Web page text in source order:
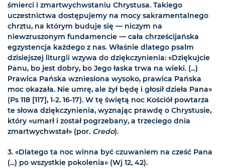
śmierci i zmartwychwstaniu Chrystusa. Takiego
uczestnictwa dostępujemy na mocy sakramentalnego
chrztu, na którym buduje się — niczym na
niewzruszonym fundamencie — cała chrześcijańska
egzystencja każdego z nas. Właśnie dlatego psalm
dzisiejszej liturgii wzywa do dziękczynienia: «Dziękujcie
Panu, bo jest dobry, bo Jego łaska trwa na wieki. (...)
Prawica Pańska wzniesiona wysoko, prawica Pańska
moc okazała. Nie umrę, ale żył będę i głosił dzieła Pana»
(Ps 118 [117], 1-2. 16-17). W tę świętą noc Kościół powtarza
te słowa dziękczynienia, wyznając prawdę o Chrystusie,
który «umarł i został pogrzebany, a trzeciego dnia
zmartwychwstał» (por. Credo).
3. «Dlatego ta noc winna być czuwaniem na cześć Pana
(...) po wszystkie pokolenia» (Wj 12, 42).